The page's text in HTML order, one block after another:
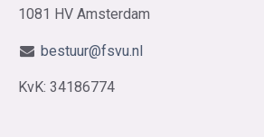
1081 HV Amsterdam
bestuur@fsvu.nl
KvK: 34186774